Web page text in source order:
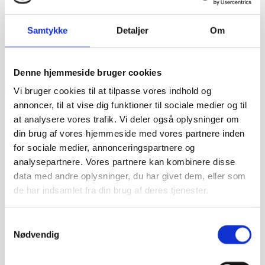
Samtykke Detaljer Om
Denne hjemmeside bruger cookies
Vi bruger cookies til at tilpasse vores indhold og
annoncer, til at vise dig funktioner til sociale medier og til
at analysere vores trafik. Vi deler også oplysninger om
din brug af vores hjemmeside med vores partnere inden
for sociale medier, annonceringspartnere og
analysepartnere. Vores partnere kan kombinere disse
data med andre oplysninger, du har givet dem, eller som
de har indsamlet fra din brug af deres tjenester.
Nødvendig
Prismatch - Laveste pris!